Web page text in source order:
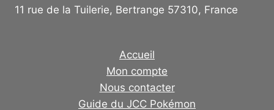
11 rue de la Tuilerie, Bertrange 57310, France
Accueil
Mon compte
Nous contacter
Guide du JCC Pokémon